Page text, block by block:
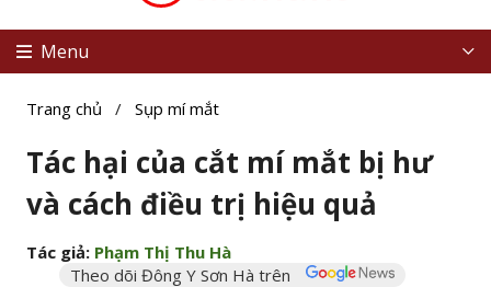
Menu
Trang chủ / Sụp mí mắt
Tác hại của cắt mí mắt bị hư
và cách điều trị hiệu quả
Tác giả: Phạm Thị Thu Hà
Theo dõi Đông Y Sơn Hà trên